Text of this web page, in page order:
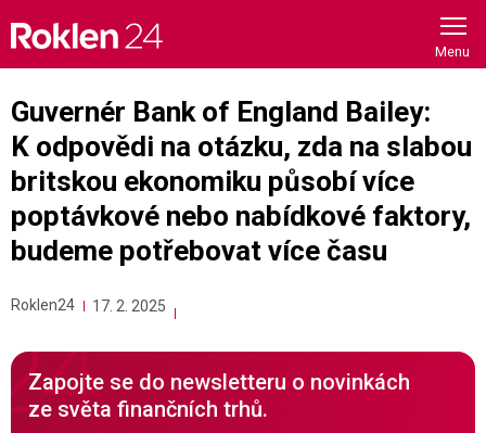
content
Guvernér Bank of England Bailey:
K odpovědi na otázku, zda na slabou
britskou ekonomiku působí více
poptávkové nebo nabídkové faktory,
budeme potřebovat více času
Roklen24 17. 2. 2025
Zapojte se do newsletteru o novinkách
ze světa finančních trhů.